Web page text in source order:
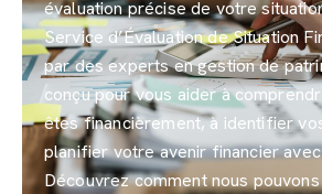
évaluation précise de votre
Service d’Évaluation de Situation
par des experts en gestion de
conçu pour vous aider à
êtes financièrement, à identifier
planifier votre avenir financier
Découvrez comment nous